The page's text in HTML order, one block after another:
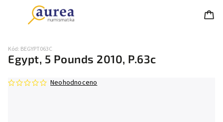
Egypt, 5 Pounds 2010, P.63c
Kód: BEGYPT063C
Neohodnoceno